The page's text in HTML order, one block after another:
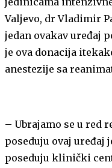
Valjevo, dr Vladimir
jedan ovakav uređaj
je ova donacija
anestezije sa
– Ubrajamo se u red
poseduju ovaj uređaj
poseduju klinički